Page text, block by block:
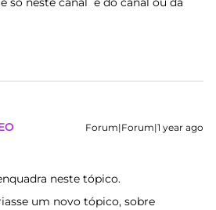
Forum|Forum|1 year ago
neste tópico.
um novo tópico, sobre